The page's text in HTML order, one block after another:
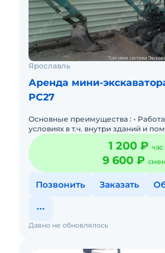
Ярославль
Аренда мини-
PC27
Основные преимущества : •
условиях в т.ч. внутри зданий и
Минимальное давление на грунт,
участок. Работает на гр1 200 ₽ час
9 600 ₽
Позвонить Заказать
Давно не обновлялось